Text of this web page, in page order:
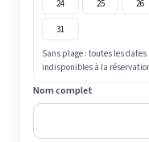
24 25 26
31
Sans plage : toutes les
indisponibles à la
Nom complet